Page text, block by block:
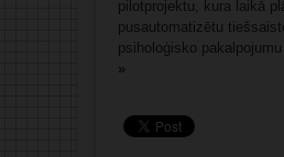
pilotprojektu, kura laikā
pusautomatizētu
psiholoģisko
»